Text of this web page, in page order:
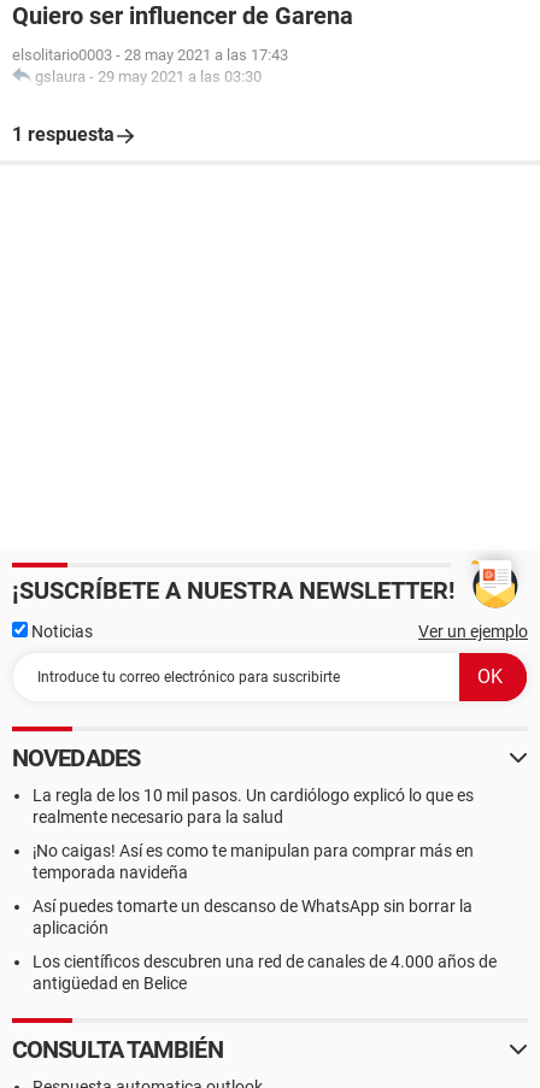
Quiero ser influencer de Garena
elsolitario0003 - 28 may 2021 a las 17:43
gslaura - 29 may 2021 a las 03:30
1 respuesta
¡SUSCRÍBETE A NUESTRA NEWSLETTER!
Noticias Ver un ejemplo
NOVEDADES
La regla de los 10 mil pasos. Un cardiólogo explicó lo que es
realmente necesario para la salud
¡No caigas! Así es como te manipulan para comprar más en
temporada navideña
Así puedes tomarte un descanso de WhatsApp sin borrar la
aplicación
Los científicos descubren una red de canales de 4.000 años de
antigüedad en Belice
CONSULTA TAMBIÉN